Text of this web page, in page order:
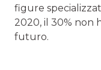
figure
2020, il 30% non
futuro.